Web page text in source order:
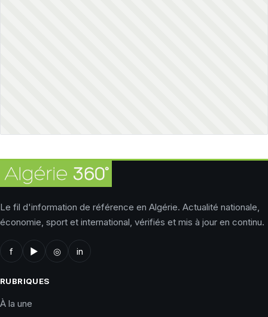
Le fil d'information de référence en Algérie. Actualité nationale,
économie, sport et international, vérifiés et mis à jour en continu.
f ▶ ◎ in
RUBRIQUES
À la une